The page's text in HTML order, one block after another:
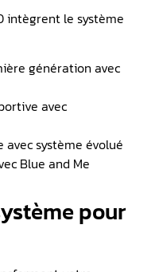
intègrent le système
génération avec
avec
avec système évolué
Blue and Me
pour